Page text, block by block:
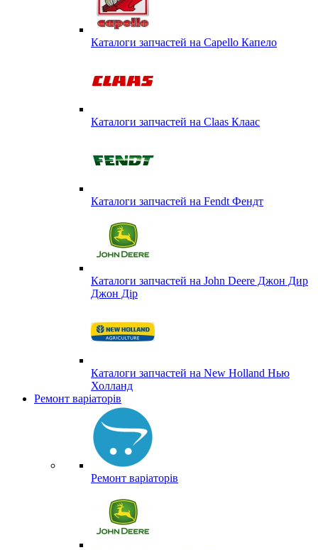
Каталоги запчастей на Capello Капело
Каталоги запчастей на Claas Клаас
Каталоги запчастей на Fendt Фендт
Каталоги запчастей на John Deere Джон Дир
Джон Дір
Каталоги запчастей на New Holland Нью
Холланд
Ремонт варіаторів
Ремонт варіаторів